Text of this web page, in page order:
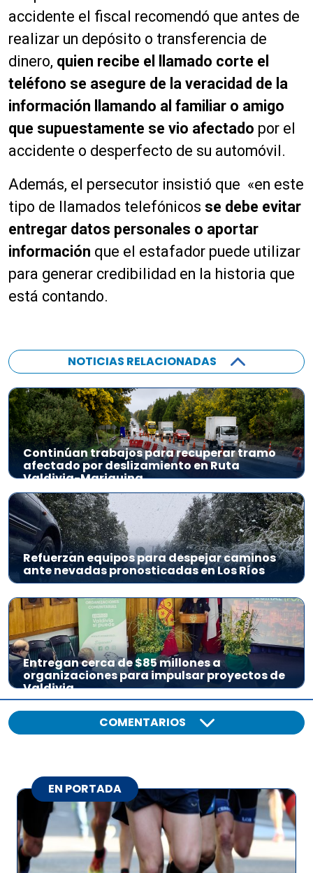
accidente el fiscal recomendó que antes de
realizar un depósito o transferencia de
dinero, quien recibe el llamado corte el
teléfono se asegure de la veracidad de la
información llamando al familiar o amigo
que supuestamente se vio afectado por el
accidente o desperfecto de su automóvil.
Además, el persecutor insistió que «en este
tipo de llamados telefónicos se debe evitar
entregar datos personales o aportar
información que el estafador puede utilizar
para generar credibilidad en la historia que
está contando.
NOTICIAS RELACIONADAS
Continúan trabajos para recuperar tramo
afectado por deslizamiento en Ruta
Valdivia-Mariquina
Refuerzan equipos para despejar caminos
ante nevadas pronosticadas en Los Ríos
Entregan cerca de $85 millones a
organizaciones para impulsar proyectos de
Valdivia
COMENTARIOS
EN PORTADA